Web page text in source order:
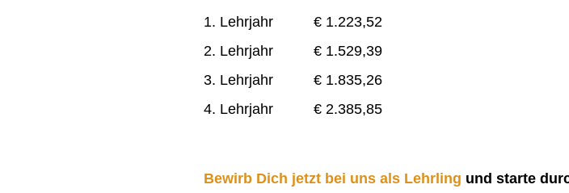
1. Lehrjahr € 1.223,52
2. Lehrjahr € 1.529,39
3. Lehrjahr € 1.835,26
4. Lehrjahr € 2.385,85
Bewirb Dich jetzt bei uns als Lehrling und starte